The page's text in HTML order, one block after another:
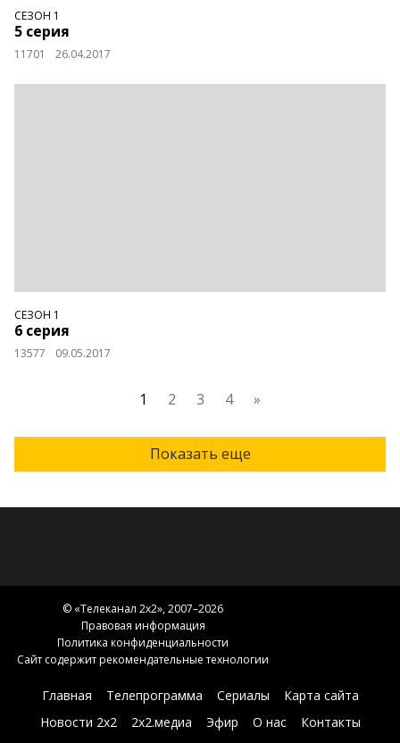
СЕЗОН 1
5 серия
11701 26.04.2017
СЕЗОН 1
6 серия
13577 09.05.2017
1 2 3 4 »
Показать еще
© «Телеканал 2x2», 2007–2026
Правовая информация
Политика конфиденциальности
Сайт содержит рекомендательные технологии
Главная Телепрограмма Сериалы
Карта сайта
Новости 2х2
2х2.медиа Эфир О нас
Контакты